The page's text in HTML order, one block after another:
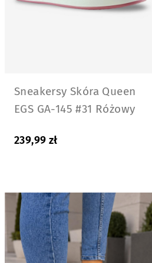
Sneakersy Skóra Queen
EGS GA-145 #31 Różowy
239,99 zł